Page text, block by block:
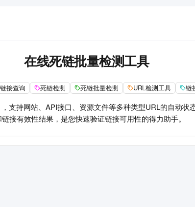
在线死链批量检测工具
链接查询 死链检测 死链批量检测 URL检测工具 链
支持网站、API接口、资源文件等多种类型URL的自动状
接有效性结果，是您快速验证链接可用性的得力助手。